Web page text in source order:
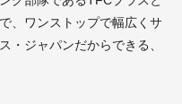
、ワンストップで幅広くサ
・ジャパンだからできる、